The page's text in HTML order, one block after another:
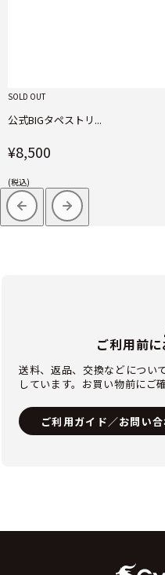
SOLD OUT
公式BIGタペストリ...
¥8,500
(税込)
ご利用前
送料、返品、交換などについ
しています。お買い物前にご
ご利用ガイド／お問い